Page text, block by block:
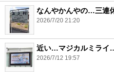
なんやかんやの…三連
2026/7/20 21:20
近い…マジカルミライ…
2026/7/12 19:57